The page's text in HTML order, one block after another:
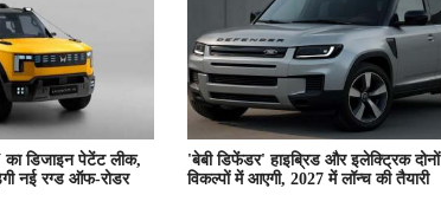
का डिजाइन पेटेंट लीक,
नई रग्ड ऑफ-रोडर
'बेबी डिफेंडर' हाइब्रिड और इलेक्ट्रिक दोनों
विकल्पों में आएगी, 2027 में लॉन्च की तैयारी